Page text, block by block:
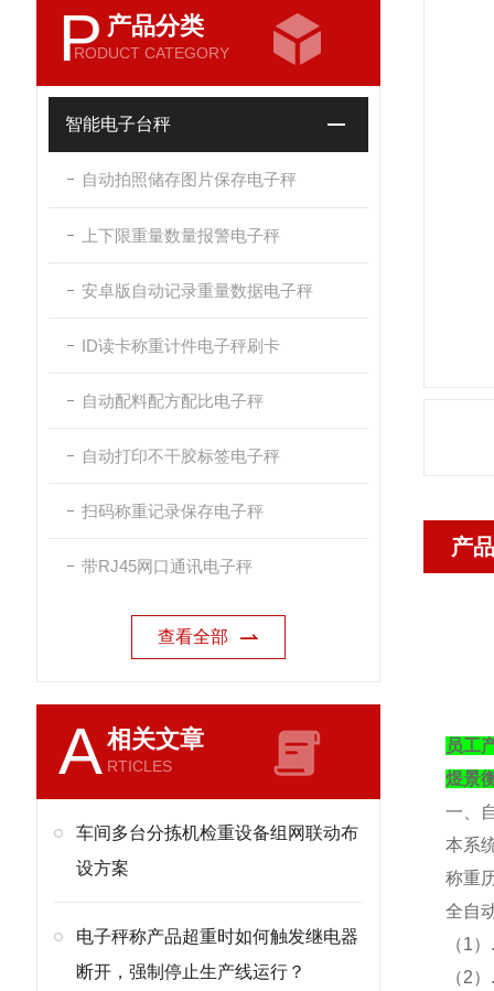
P 产品分类
RODUCT CATEGORY
智能电子台秤
自动拍照储存图片保存电子秤
上下限重量数量报警电子秤
安卓版自动记录重量数据电子秤
ID读卡称重计件电子秤刷卡
自动配料配方配比电子秤
自动打印不干胶标签电子秤
扫码称重记录保存电子秤
带RJ45网口通讯电子秤
查看全部
A相关文章
RTICLES
车间多台分拣机检重设备组网联动布
设方案
电子秤称产品超重时如何触发继电器
断开，强制停止生产线运行？
产
员工
煜景
一、
本系
称重
全自
（1
（2